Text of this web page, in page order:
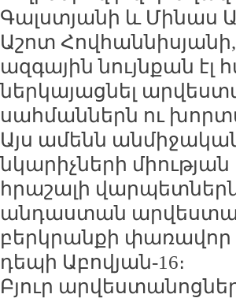
Գալստյանի և Մինաս
Աշոտ
ազգային նույնքան
ներկայացնել
սահմաններն ու
Այս ամենն
նկարիչների միության
հրաշալի
անդաստան
բերկրանքի փառավոր
դեպի Աբովյան-16։
Բյուր